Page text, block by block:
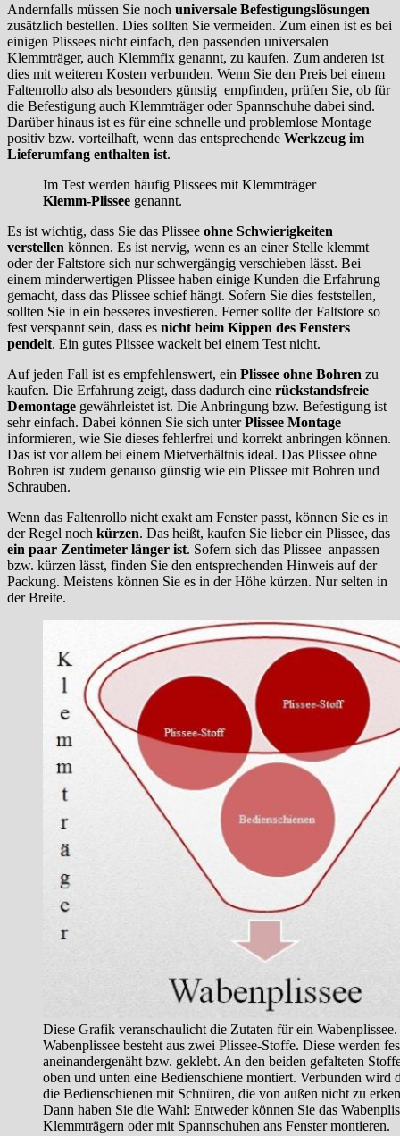
Andernfalls müssen Sie noch universale Befestigungslösungen
zusätzlich bestellen. Dies sollten Sie vermeiden. Zum einen ist es bei
einigen Plissees nicht einfach, den passenden universalen
Klemmträger, auch Klemmfix genannt, zu kaufen. Zum anderen ist
dies mit weiteren Kosten verbunden. Wenn Sie den Preis bei einem
Faltenrollo also als besonders günstig empfinden, prüfen Sie, ob für
die Befestigung auch Klemmträger oder Spannschuhe dabei sind.
Darüber hinaus ist es für eine schnelle und problemlose Montage
positiv bzw. vorteilhaft, wenn das entsprechende Werkzeug im
Lieferumfang enthalten ist.
Im Test werden häufig Plissees mit Klemmträger
Klemm-Plissee genannt.
Es ist wichtig, dass Sie das Plissee ohne Schwierigkeiten
verstellen können. Es ist nervig, wenn es an einer Stelle klemmt
oder der Faltstore sich nur schwergängig verschieben lässt. Bei
einem minderwertigen Plissee haben einige Kunden die Erfahrung
gemacht, dass das Plissee schief hängt. Sofern Sie dies feststellen,
sollten Sie in ein besseres investieren. Ferner sollte der Faltstore so
fest verspannt sein, dass es nicht beim Kippen des Fensters
pendelt. Ein gutes Plissee wackelt bei einem Test nicht.
Auf jeden Fall ist es empfehlenswert, ein Plissee ohne Bohren zu
kaufen. Die Erfahrung zeigt, dass dadurch eine rückstandsfreie
Demontage gewährleistet ist. Die Anbringung bzw. Befestigung ist
sehr einfach. Dabei können Sie sich unterPlissee Montage
informieren, wie Sie dieses fehlerfrei und korrekt anbringen können.
Das ist vor allem bei einem Mietverhältnis ideal. Das Plissee ohne
Bohren ist zudem genauso günstig wie ein Plissee mit Bohren und
Schrauben.
Wenn das Faltenrollo nicht exakt am Fenster passt, können Sie es in
der Regel noch kürzen. Das heißt, kaufen Sie lieber ein Plissee, das
ein paar Zentimeter länger ist. Sofern sich das Plissee anpassen
bzw. kürzen lässt, finden Sie den entsprechenden Hinweis auf der
Packung. Meistens können Sie es in der Höhe kürzen. Nur selten in
der Breite.
Diese Grafik veranschaulicht die Zutaten für ein
Wabenplissee besteht aus zwei Plissee-Stoffe. Diese werden
aneinandergenäht bzw. geklebt. An den beiden gefalteten
oben und unten eine Bedienschiene montiert. Verbunden wird
die Bedienschienen mit Schnüren, die von außen nicht zu
Dann haben Sie die Wahl: Entweder können Sie das
Klemmträgern oder mit Spannschuhen ans Fenster montieren.